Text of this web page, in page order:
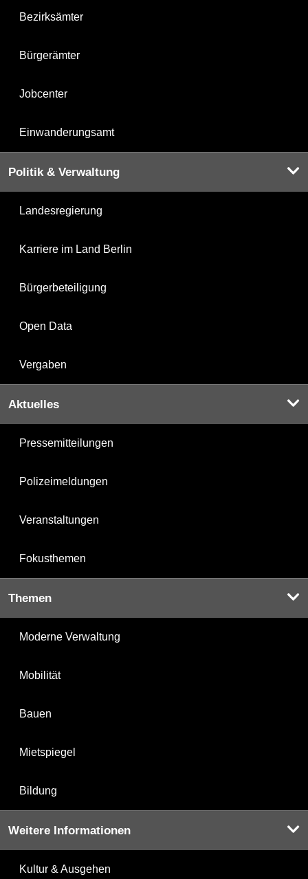
Bezirksämter
Bürgerämter
Jobcenter
Einwanderungsamt
Politik & Verwaltung
Landesregierung
Karriere im Land Berlin
Bürgerbeteiligung
Open Data
Vergaben
Aktuelles
Pressemitteilungen
Polizeimeldungen
Veranstaltungen
Fokusthemen
Themen
Moderne Verwaltung
Mobilität
Bauen
Mietspiegel
Bildung
Weitere Informationen
Kultur & Ausgehen